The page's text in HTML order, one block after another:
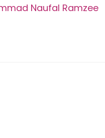
Naufal Ramzee